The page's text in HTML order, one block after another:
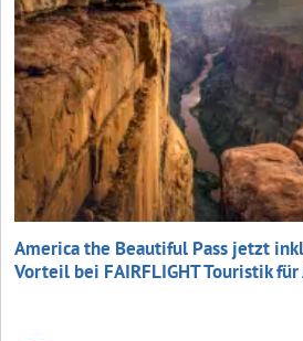
America the Beautiful Pass jetzt
Vorteil bei FAIRFLIGHT Touristik